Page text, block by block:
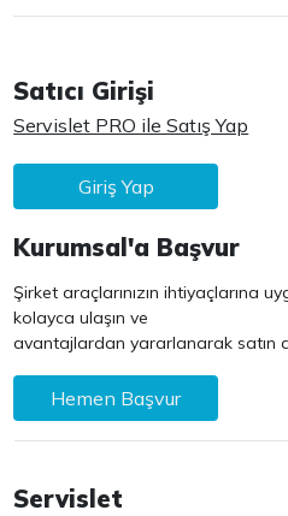
Satıcı Girişi
Servislet PRO ile Satış Yap
Giriş Yap
Kurumsal'a Başvur
Şirket araçlarınızın ihtiyaçlarına
kolayca ulaşın ve
avantajlardan yararlanarak satın
Hemen Başvur
Servislet